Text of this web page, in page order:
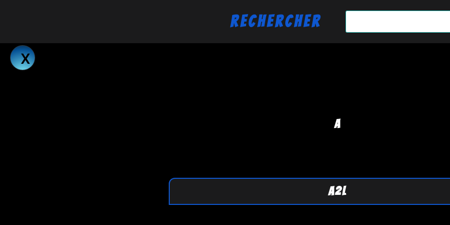
Rechercher
A
A2L